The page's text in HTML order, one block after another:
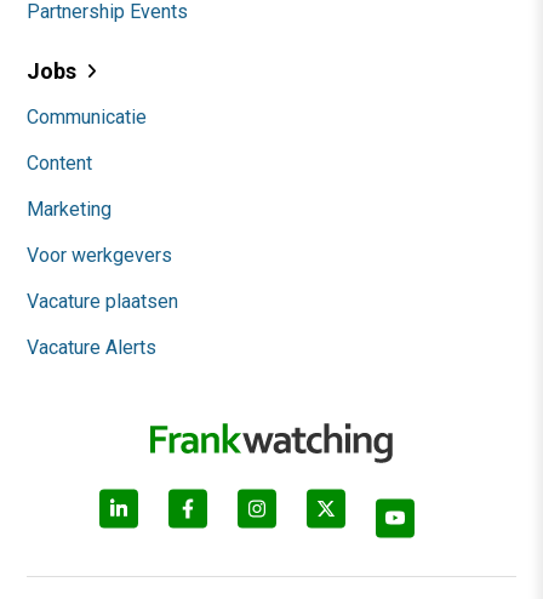
Partnership Events
Jobs
Communicatie
Content
Marketing
Voor werkgevers
Vacature plaatsen
Vacature Alerts